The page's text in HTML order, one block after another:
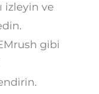
izleyin ve
gibi